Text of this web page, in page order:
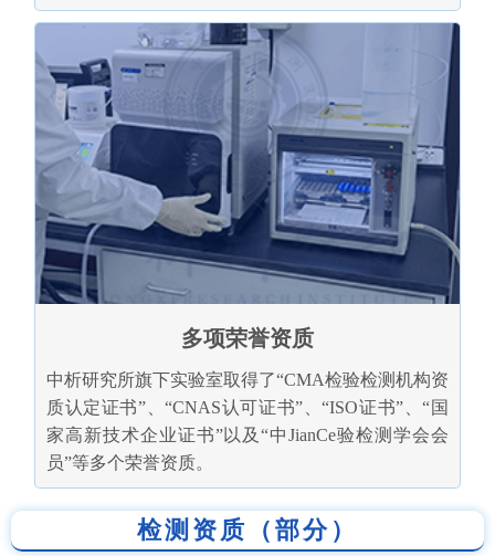
多项荣誉资质
中析研究所旗下实验室取得了“CMA检验检测机构资
质认定证书”、“CNAS认可证书”、“ISO证书”、“国
家高新技术企业证书”以及“中JianCe验检测学会会
员”等多个荣誉资质。
检测资质（部分）